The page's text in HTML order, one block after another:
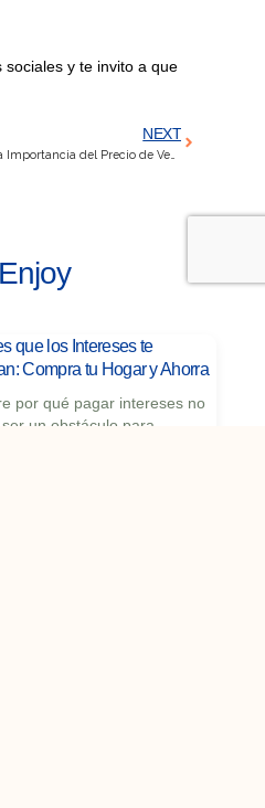
y te invito a que
NEXT
que los Intereses te
Compra tu Hogar y Ahorra
por qué pagar intereses no
un obstáculo para